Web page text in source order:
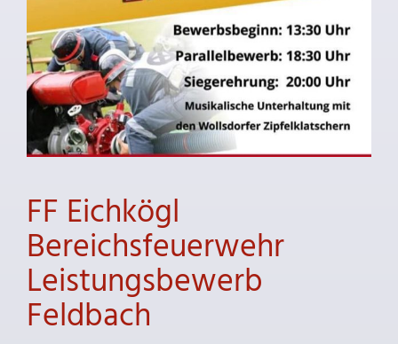
FF Eichkögl
Bereichsfeuerwehr
Leistungsbewerb
Feldbach